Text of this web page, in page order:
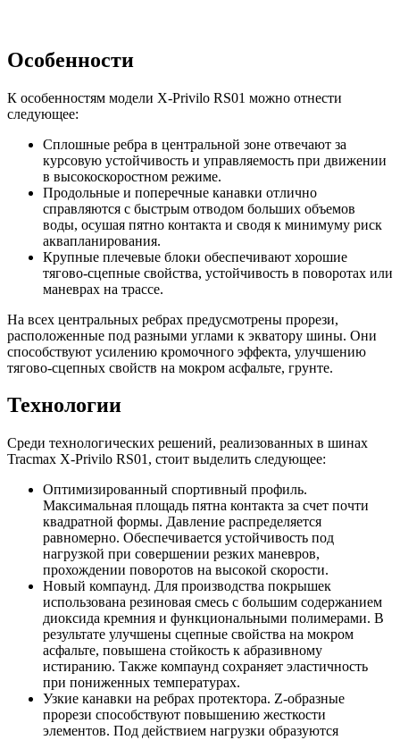
Особенности
К особенностям модели X-Privilo RS01 можно отнести
следующее:
Сплошные ребра в центральной зоне отвечают за
курсовую устойчивость и управляемость при движении
в высокоскоростном режиме.
Продольные и поперечные канавки отлично
справляются с быстрым отводом больших объемов
воды, осушая пятно контакта и сводя к минимуму риск
аквапланирования.
Крупные плечевые блоки обеспечивают хорошие
тягово-сцепные свойства, устойчивость в поворотах или
маневрах на трассе.
На всех центральных ребрах предусмотрены прорези,
расположенные под разными углами к экватору шины. Они
способствуют усилению кромочного эффекта, улучшению
тягово-сцепных свойств на мокром асфальте, грунте.
Технологии
Среди технологических решений, реализованных в шинах
Tracmax X-Privilo RS01, стоит выделить следующее:
Оптимизированный спортивный профиль.
Максимальная площадь пятна контакта за счет почти
квадратной формы. Давление распределяется
равномерно. Обеспечивается устойчивость под
нагрузкой при совершении резких маневров,
прохождении поворотов на высокой скорости.
Новый компаунд. Для производства покрышек
использована резиновая смесь с большим содержанием
диоксида кремния и функциональными полимерами. В
результате улучшены сцепные свойства на мокром
асфальте, повышена стойкость к абразивному
истиранию. Также компаунд сохраняет эластичность
при пониженных температурах.
Узкие канавки на ребрах протектора. Z-образные
прорези способствуют повышению жесткости
элементов. Под действием нагрузки образуются